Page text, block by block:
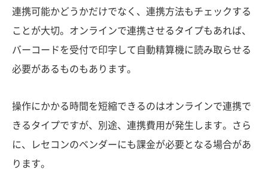
連携可能かどうかだけでなく、連携方法もチェックする
ことが大切。オンラインで連携させるタイプもあれば、
バーコードを受付で印字して自動精算機に読み取らせる
必要があるものもあります。
操作にかかる時間を短縮できるのはオンラインで連携で
きるタイプですが、別途、連携費用が発生します。さら
に、レセコンのベンダーにも課金が必要となる場合があ
ります。